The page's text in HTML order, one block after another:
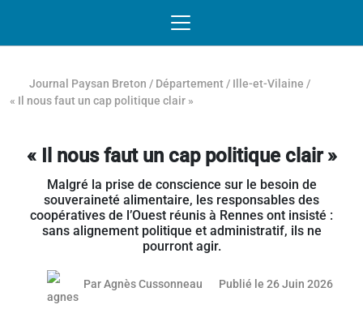
Journal Paysan Breton / Département / Ille-et-Vilaine /
« Il nous faut un cap politique clair »
« Il nous faut un cap politique clair »
Malgré la prise de conscience sur le besoin de
souveraineté alimentaire, les responsables des
coopératives de l’Ouest réunis à Rennes ont insisté :
sans alignement politique et administratif, ils ne
pourront agir.
Article réservé aux abonnés
ParAgnès Cussonneau Publié le 26 Juin 202625